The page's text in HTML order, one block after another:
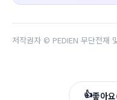
저작권자 © PEDIEN 무단전재
👍좋아요